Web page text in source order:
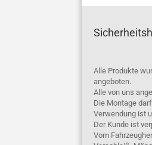
Alle Produkte
angeboten.
Alle von uns
Die Montage
Verwendung ist
Der Kunde ist
Vom